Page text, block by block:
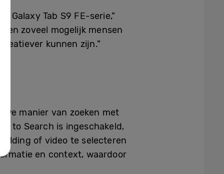
Galaxy Tab S9 FE-serie,”
zoveel mogelijk mensen
kunnen zijn.”
manier van zoeken met
to Search is ingeschakeld,
of video te selecteren
en context, waardoor